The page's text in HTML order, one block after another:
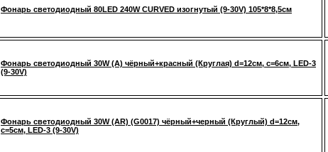
Фонарь светодиодный 80LED 240W CURVED изогнутый (9-30V) 105*8*8,5см
Фонарь светодиодный 30W (A) чёрный+красный (Круглая) d=12см, c=6см, LED-3
(9-30V)
Фонарь светодиодный 30W (AR) (G0017) чёрный+черный (Круглый) d=12см,
c=5см, LED-3 (9-30V)